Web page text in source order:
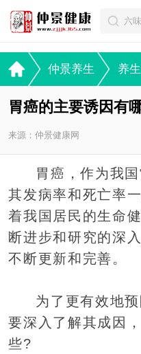
仲景养生 养
胃癌的主要诱因有
来源：仲景健康网
胃癌，作为我
其发病率和死亡率
着我国居民的生命
断进步和研究的深
不断更新和完善。
为了更有效地
要深入了解其成因
些?